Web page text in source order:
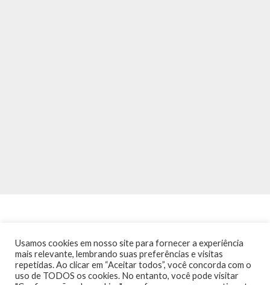
INÍCIO NOTÍCIAS AGENDA CONTATO
TRÂNSITO NA PONTE
TERMOS DE USO / POLÍTICA DE PRIVACIDADE
Usamos cookies em nosso site para fornecer a experiência
mais relevante, lembrando suas preferências e visitas
repetidas. Ao clicar em “Aceitar todos”, você concorda com o
uso de TODOS os cookies. No entanto, você pode visitar